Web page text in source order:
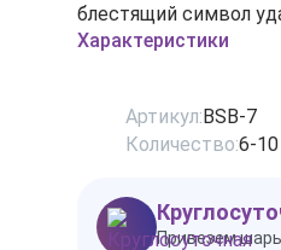
блестящий символ
Характеристики
Артикул:BSB-7
Количество:6-10
Привезем